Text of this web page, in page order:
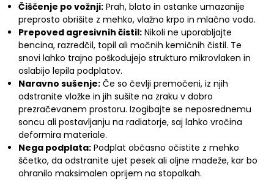
Čiščenje po vožnji: Prah, blato in ostanke umazanije
preprosto obrišite z mehko, vlažno krpo in mlačno vodo.
Prepoved agresivnih čistil: Nikoli ne uporabljajte
bencina, razredčil, topil ali močnih kemičnih čistil. Te
snovi lahko trajno poškodujejo strukturo mikrovlaken in
oslabijo lepila podplatov.
Naravno sušenje: Če so čevlji premočeni, iz njih
odstranite vložke in jih sušite na zraku v dobro
prezračevanem prostoru. Izogibajte se neposrednemu
soncu ali postavljanju na radiatorje, saj lahko vročina
deformira materiale.
Nega podplata: Podplat občasno očistite z mehko
ščetko, da odstranite ujet pesek ali oljne madeže, kar bo
ohranilo maksimalen oprijem na stopalkah.